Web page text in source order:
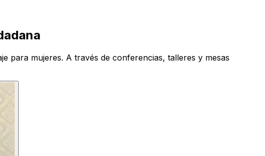
para mujeres. A través de conferencias, talleres y mesas